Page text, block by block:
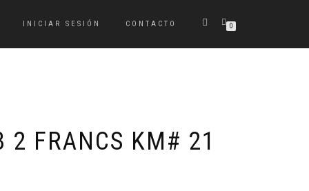
INICIAR SESIÓN CONTACTO 0
2 FRANCS KM# 21